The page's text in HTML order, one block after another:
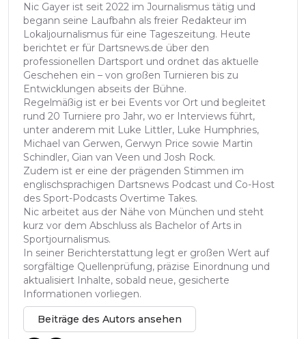
Nic Gayer ist seit 2022 im Journalismus tätig und
begann seine Laufbahn als freier Redakteur im
Lokaljournalismus für eine Tageszeitung. Heute
berichtet er für Dartsnews.de über den
professionellen Dartsport und ordnet das aktuelle
Geschehen ein – von großen Turnieren bis zu
Entwicklungen abseits der Bühne.
Regelmäßig ist er bei Events vor Ort und begleitet
rund 20 Turniere pro Jahr, wo er Interviews führt,
unter anderem mit Luke Littler, Luke Humphries,
Michael van Gerwen, Gerwyn Price sowie Martin
Schindler, Gian van Veen und Josh Rock.
Zudem ist er eine der prägenden Stimmen im
englischsprachigen Dartsnews Podcast und Co-Host
des Sport-Podcasts Overtime Takes.
Nic arbeitet aus der Nähe von München und steht
kurz vor dem Abschluss als Bachelor of Arts in
Sportjournalismus.
In seiner Berichterstattung legt er großen Wert auf
sorgfältige Quellenprüfung, präzise Einordnung und
aktualisiert Inhalte, sobald neue, gesicherte
Informationen vorliegen.
Beiträge des Autors ansehen